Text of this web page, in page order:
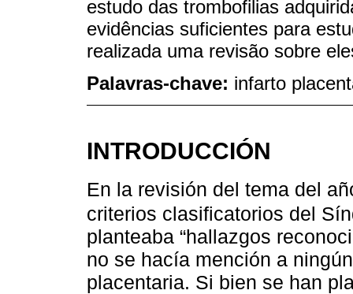
estudo das trombofilias
evidências suficientes para
realizada uma revisão sobre
Palavras-chave: infarto
INTRODUCCIÓN
En la revisión del tema del
criterios clasificatorios del
planteaba “hallazgos
no se hacía mención a
placentaria. Si bien se han